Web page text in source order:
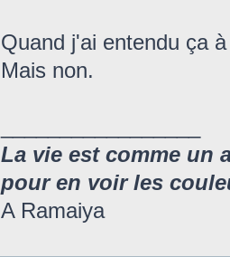
Quand j'ai entendu ça
Mais non.
La vie est comme un
pour en voir les
A Ramaiya